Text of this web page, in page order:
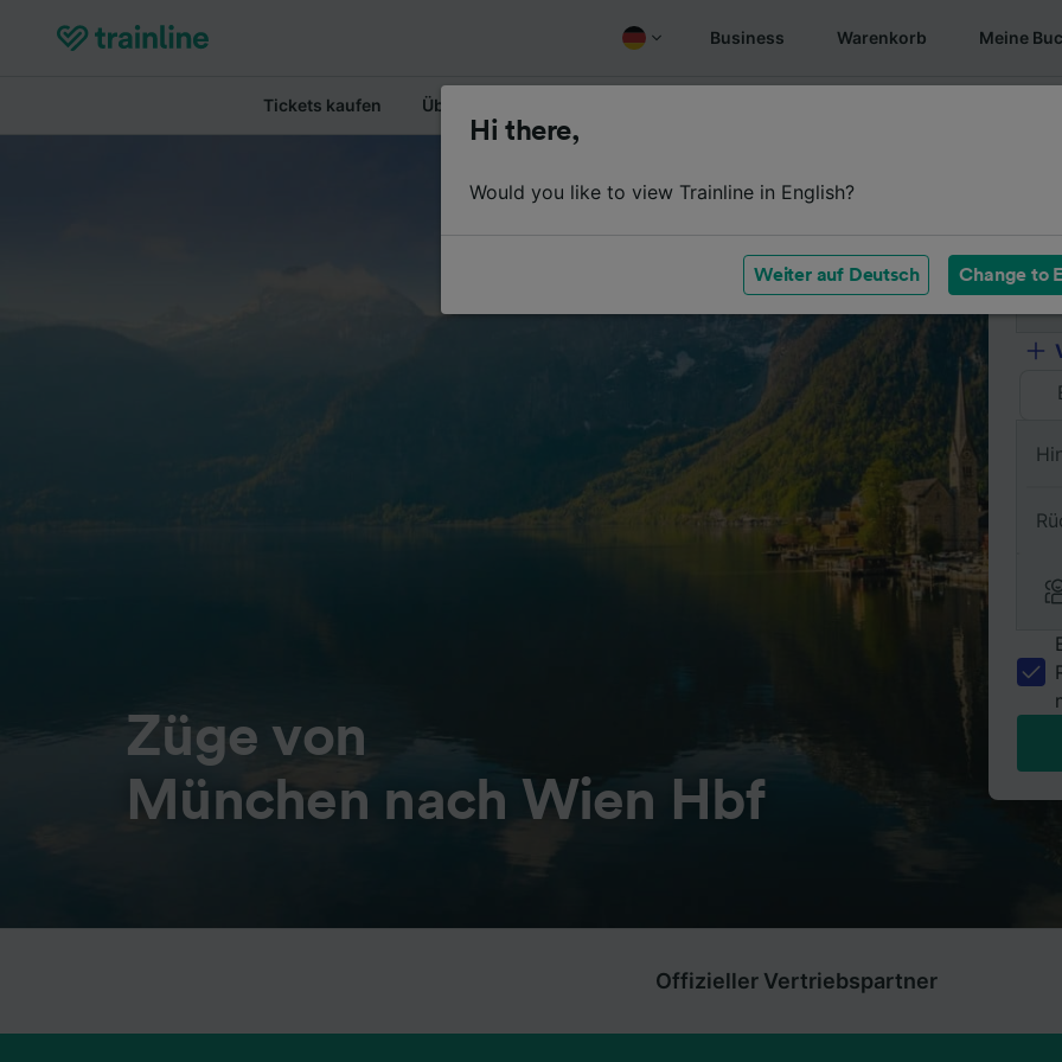
Business Warenkorb Meine
Tickets kaufen Überblick
Züge von
München nach Wien Hbf
Offizieller Vertriebspartner
Hi there,
Would you like to view Trainline in English?
Weiter auf Deutsch Change to